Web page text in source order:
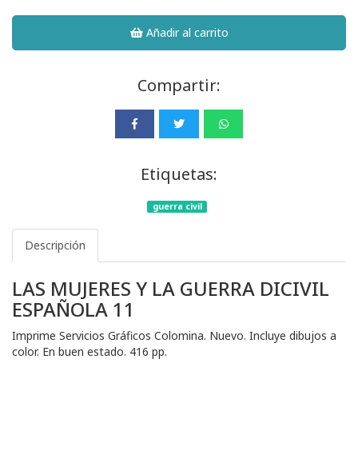
Añadir al carrito
Compartir:
Etiquetas:
guerra civil
Descripción
LAS MUJERES Y LA GUERRA DICIVIL
ESPAÑOLA 11
Imprime Servicios Gráficos Colomina. Nuevo. Incluye dibujos a
color. En buen estado. 416 pp.